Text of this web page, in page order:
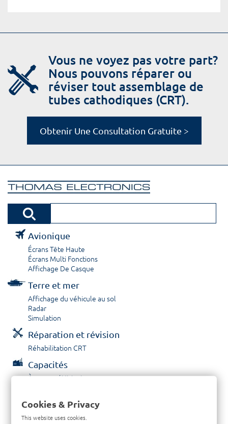
Vous ne voyez pas votre part?
Nous pouvons réparer ou
réviser tout assemblage de
tubes cathodiques (CRT).
Obtenir Une Consultation Gratuite >
Avionique
Écrans Tête Haute
Écrans Multi Fonctions
Affichage De Casque
Terre et mer
Affichage du véhicule au sol
Radar
Simulation
Réparation et révision
Réhabilitation CRT
Capacités
À propos / Historique
Contactez nous
Cookies & Privacy
This website uses cookies.